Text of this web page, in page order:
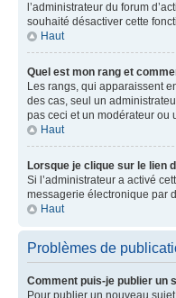
l’administrateur du forum
souhaité désactiver cette
Haut
Quel est mon rang et
Les rangs, qui apparaissent
des cas, seul un
pas ceci et un modérateur ou
Haut
Lorsque je clique sur le lien
Si l’administrateur a activé
messagerie électronique par
Haut
Problèmes de
Comment puis-je publier un
Pour publier un nouveau